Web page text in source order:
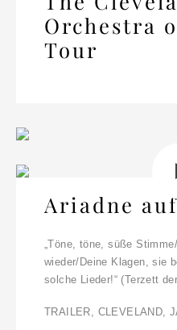
Orchestra
Tour
Ariadne
„Töne, töne, süße
wieder/Deine Klagen, sie
solche Lieder!“ (Terzett
TRAILER, CLEVELAND,